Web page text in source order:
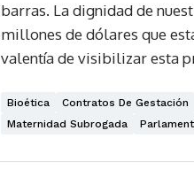
barras. La dignidad de
millones de dólares que
valentía de visibilizar esta
Bioética Contratos De Gestación
Maternidad Subrogada